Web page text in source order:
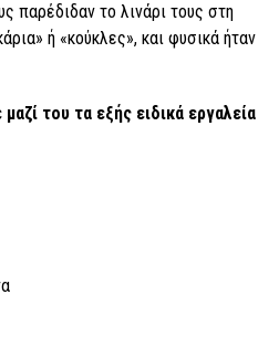
παρέδιδαν το λινάρι τους στη
ή «κούκλες», και φυσικά ήταν
του τα εξής ειδικά εργαλεία